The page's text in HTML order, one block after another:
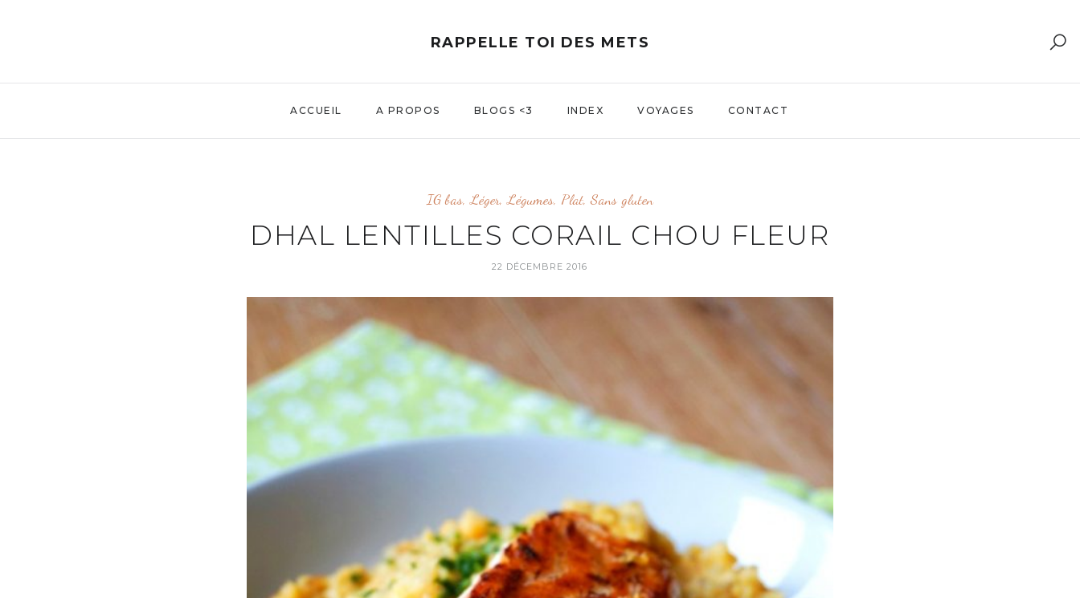
RAPPELLE TOI DES METS
ACCUEIL A PROPOS BLOGS <3 INDEX VOYAGES CONTACT
IG bas,Léger,Légumes, Plat,Sans gluten
DHAL LENTILLES CORAIL CHOU FLEUR
22 DÉCEMBRE 2016